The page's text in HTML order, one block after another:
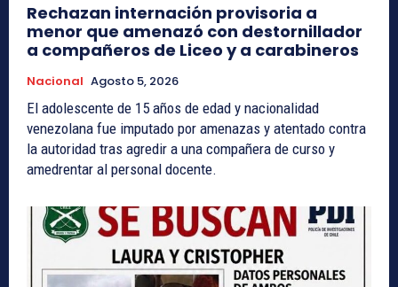
Rechazan internación provisoria a
menor que amenazó con destornillador
a compañeros de Liceo y a carabineros
Nacional Agosto 5, 2026
El adolescente de 15 años de edad y nacionalidad
venezolana fue imputado por amenazas y atentado contra
la autoridad tras agredir a una compañera de curso y
amedrentar al personal docente.